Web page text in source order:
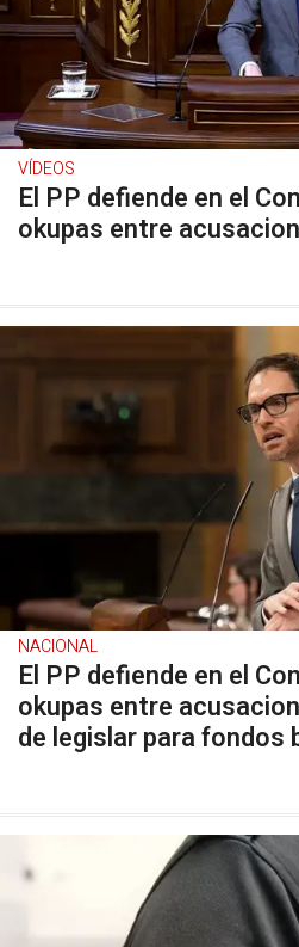
VÍDEOS
El PP defiende en el
okupas entre
NACIONAL
El PP defiende en el
okupas entre
de legislar para fondos